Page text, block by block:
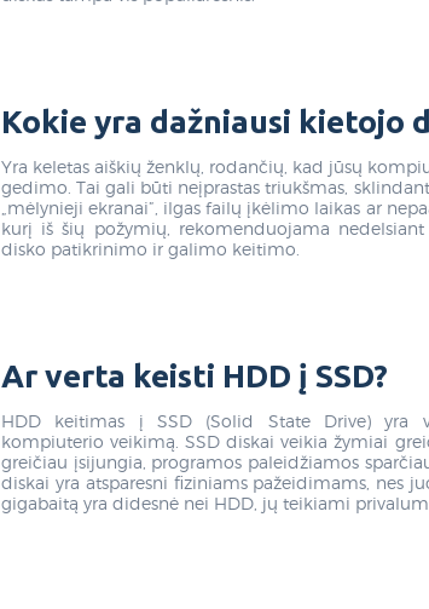
Kokie yra dažniausi kietojo
Yra keletas aiškių ženklų, rodančių, kad jūsų
gedimo. Tai gali būti neįprastas triukšmas,
„mėlynieji ekranai”, ilgas failų įkėlimo laikas ar
kurį iš šių požymių, rekomenduojama
disko patikrinimo ir galimo keitimo.
Ar verta keisti HDD į SSD?
HDD keitimas į SSD (Solid State Drive) yra
kompiuterio veikimą. SSD diskai veikia žymiai
greičiau įsijungia, programos paleidžiamos
diskai yra atsparesni fiziniams pažeidimams, nes
gigabaitą yra didesnė nei HDD, jų teikiami